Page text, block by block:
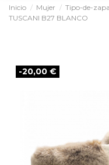
Inicio Mujer Tipo-de-
TUSCANI B27 BLANCO
-20,00 €